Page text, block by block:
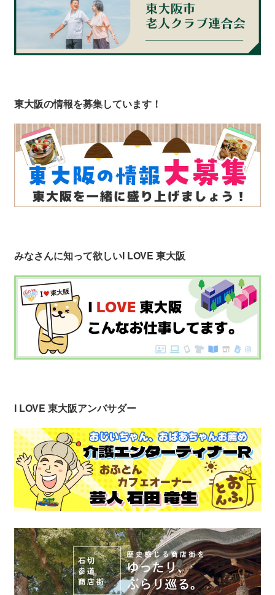
東大阪の情報を募集しています！
みなさんに知って欲しいI LOVE 東大阪
I LOVE 東大阪アンバサダー